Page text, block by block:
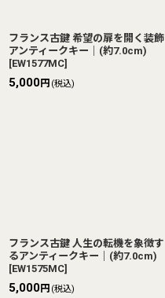
フランス古鍵 希望の扉を開く装飾
アンティークキー｜(約7.0cm)
[EW1577MC]
5,000円 (税込)
フランス古鍵 人生の転機を象徴す
るアンティークキー｜(約7.0cm)
[EW1575MC]
5,000円 (税込)